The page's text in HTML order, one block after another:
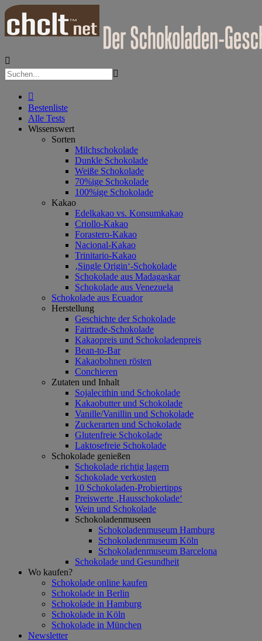



Bestenliste
Alle Tests
Wissenswert
Sorten
Milchschokolade
Dunkle Schokolade
Weiße Schokolade
70%ige Schokolade
100%ige Schokolade
Kakao
Edelkakao vs. Konsumkakao
Criollo-Kakao
Forastero-Kakao
Nacional-Kakao
Trinitario-Kakao
‚Single Origin‘-Schokolade
Schokolade aus Madagaskar
Schokolade aus Venezuela
Schokolade aus Ecuador
Herstellung
Geschichte der Schokolade
Fairtrade-Schokolade
Kakaopreis und Schokoladenpreis
Bean-to-Bar
Kakaobohnen rösten
Conchieren
Zutaten und Inhalt
Sojalecithin und Schokolade
Kakaobutter und Schokolade
Vanille/Vanillin und Schokolade
Zuckerarten und Schokolade
Glutenfreie Schokolade
Laktosefreie Schokolade
Schokolade genießen
Schokolade richtig lagern
Schokolade verkosten
10 Schokoladen-Probiertipps
Preiswerte ‚Hausschokolade‘
Wein und Schokolade
Schokoladenmuseen
Schokoladenmuseum Hamburg
Schokoladenmuseum Köln
Schokoladenmuseum Barcelona
Schokolade und Gesundheit
Wo kaufen?
Schokolade online kaufen
Schokolade in Berlin
Schokolade in Hamburg
Schokolade in Köln
Schokolade in München
Newsletter